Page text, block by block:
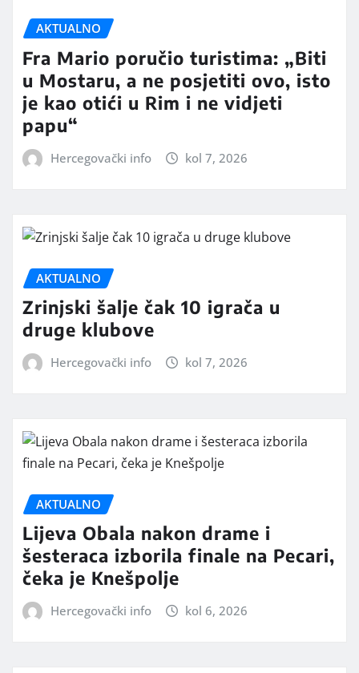
AKTUALNO
Fra Mario poručio turistima: „Biti
u Mostaru, a ne posjetiti ovo, isto
je kao otići u Rim i ne vidjeti
papu“
Hercegovački info kol 7, 2026
AKTUALNO
Zrinjski šalje čak 10 igrača u
druge klubove
Hercegovački info kol 7, 2026
AKTUALNO
Lijeva Obala nakon drame i
šesteraca izborila finale na Pecari,
čeka je Knešpolje
Hercegovački info kol 6, 2026